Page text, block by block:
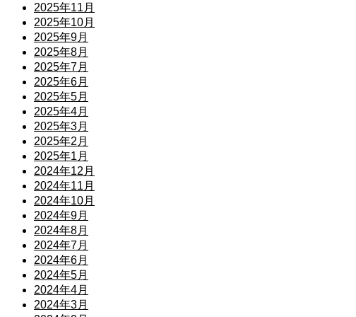
2025年11月
2025年10月
2025年9月
2025年8月
2025年7月
2025年6月
2025年5月
2025年4月
2025年3月
2025年2月
2025年1月
2024年12月
2024年11月
2024年10月
2024年9月
2024年8月
2024年7月
2024年6月
2024年5月
2024年4月
2024年3月